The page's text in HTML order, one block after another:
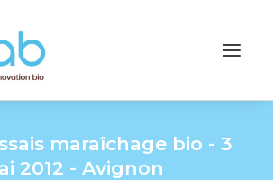
maraîchage bio - 3
2012 - Avignon